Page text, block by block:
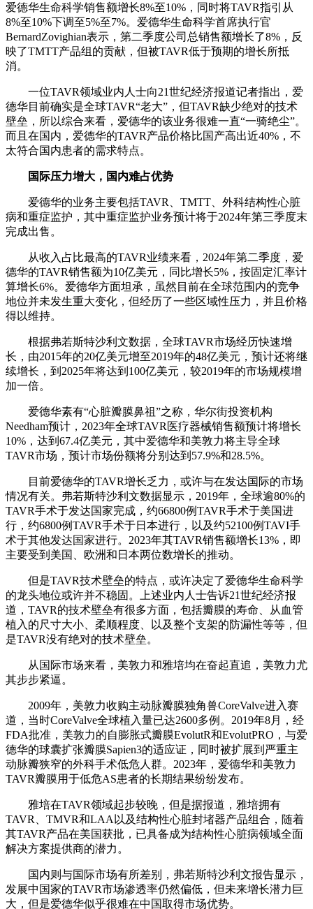
爱德华生命科学销售额增长8%至10%，同时将TAVR指引从
8%至10%下调至5%至7%。爱德华生命科学首席执行官
BernardZovighian表示，第二季度公司总销售额增长了8%，反
映了TMTT产品组的贡献，但被TAVR低于预期的增长所抵
消。
一位TAVR领域业内人士向21世纪经济报道记者指出，爱
德华目前确实是全球TAVR“老大”，但TAVR缺少绝对的技术
壁垒，所以综合来看，爱德华的该业务很难一直“一骑绝尘”。
而且在国内，爱德华的TAVR产品价格比国产高出近40%，不
太符合国内患者的需求特点。
国际压力增大，国内难占优势
爱德华的业务主要包括TAVR、TMTT、外科结构性心脏
病和重症监护，其中重症监护业务预计将于2024年第三季度末
完成出售。
从收入占比最高的TAVR业绩来看，2024年第二季度，爱
德华的TAVR销售额为10亿美元，同比增长5%，按固定汇率计
算增长6%。爱德华方面坦承，虽然目前在全球范围内的竞争
地位并未发生重大变化，但经历了一些区域性压力，并且价格
得以维持。
根据弗若斯特沙利文数据，全球TAVR市场经历快速增
长，由2015年的20亿美元增至2019年的48亿美元，预计还将继
续增长，到2025年将达到100亿美元，较2019年的市场规模增
加一倍。
爱德华素有“心脏瓣膜鼻祖”之称，华尔街投资机构
Needham预计，2023年全球TAVR医疗器械销售额预计将增长
10%，达到67.4亿美元，其中爱德华和美敦力将主导全球
TAVR市场，预计市场份额将分别达到57.9%和28.5%。
目前爱德华的TAVR增长乏力，或许与在发达国际的市场
情况有关。弗若斯特沙利文数据显示，2019年，全球逾80%的
TAVR手术于发达国家完成，约66800例TAVR手术于美国进
行，约6800例TAVR手术于日本进行，以及约52100例TAVI手
术于其他发达国家进行。2023年其TAVR销售额增长13%，即
主要受到美国、欧洲和日本两位数增长的推动。
但是TAVR技术壁垒的特点，或许决定了爱德华生命科学
的龙头地位或许并不稳固。上述业内人士告诉21世纪经济报
道，TAVR的技术壁垒有很多方面，包括瓣膜的寿命、从血管
植入的尺寸大小、柔顺程度、以及整个支架的防漏性等等，但
是TAVR没有绝对的技术壁垒。
从国际市场来看，美敦力和雅培均在奋起直追，美敦力尤
其步步紧逼。
2009年，美敦力收购主动脉瓣膜独角兽CoreValve进入赛
道，当时CoreValve全球植入量已达2600多例。2019年8月，经
FDA批准，美敦力的自膨胀式瓣膜EvolutR和EvolutPRO，与爱
德华的球囊扩张瓣膜Sapien3的适应证，同时被扩展到严重主
动脉瓣狭窄的外科手术低危人群。2023年，爱德华和美敦力
TAVR瓣膜用于低危AS患者的长期结果纷纷发布。
雅培在TAVR领域起步较晚，但是据报道，雅培拥有
TAVR、TMVR和LAA以及结构性心脏封堵器产品组合，随着
其TAVR产品在美国获批，已具备成为结构性心脏病领域全面
解决方案提供商的潜力。
国内则与国际市场有所差别，弗若斯特沙利文报告显示，
发展中国家的TAVR市场渗透率仍然偏低，但未来增长潜力巨
大，但是爱德华似乎很难在中国取得市场优势。